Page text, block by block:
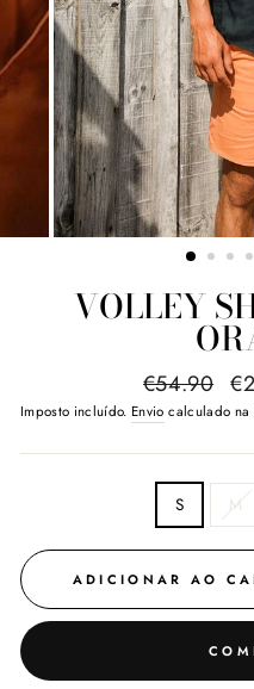
VOLLEY
Preço
normal
€54.90
Imposto incluído. Envio calculado na
S M
ADICIONAR AO